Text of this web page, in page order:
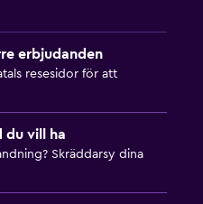
erbjudanden
resesidor för att
du vill ha
Skräddarsy dina